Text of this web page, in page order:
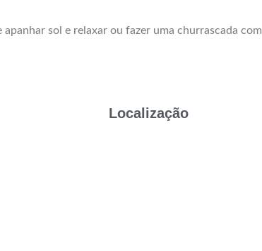
sol e relaxar ou fazer uma churrascada com
Localização